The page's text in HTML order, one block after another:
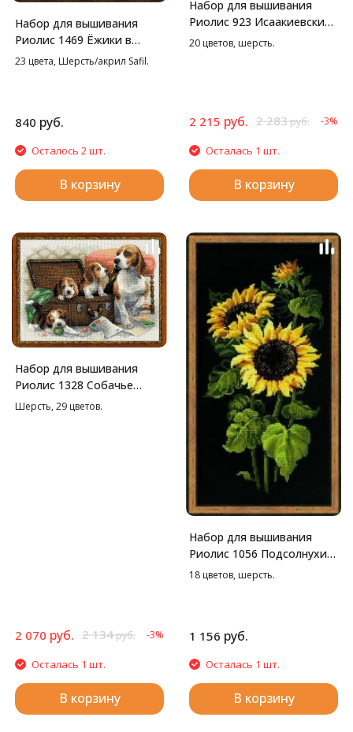
Набор для вышивания
Риолис 1469 Ёжики в
бруснике, 25*25 см
23 цвета, Шерсть/акрил Safil.
840 руб.
Осталось 2 шт.
В корзину
Набор для вышивания
Риолис 923 Исаакиевский
собор, 46*40 см
20 цветов, шерсть.
2 215 руб. 2 283руб. -3%
Осталась 1 шт.
В корзину
Набор для вышивания
Риолис 1328 Собачье
семейство, 40*30 см
Шерсть, 29 цветов.
2 070 руб. 2 134руб. -3%
Осталась 1 шт.
В корзину
Набор для вышивания
Риолис 1056 Подсолнухи
на черной канве, 25*50 см
18 цветов, шерсть.
1 156 руб.
Осталась 1 шт.
В корзину